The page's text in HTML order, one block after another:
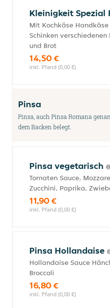
Kleinigkeit Spezial
Mit Kochkäse
Schinken
und Brot
14,50 €
inkl. Pfand (0,00 €)
Pinsa
Pinsa, auch Pinsa Romana
dem Backen belegt.
Pinsa vegetarisch
Tomaten Sauce,
Zucchini, Paprika,
11,90 €
inkl. Pfand (0,00 €)
Pinsa Hollandaise
Hollandaise Sauce
Broccoli
16,80 €
inkl. Pfand (0,00 €)